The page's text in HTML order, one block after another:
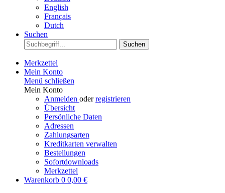
English
Français
Dutch
Suchen
Suchen
Merkzettel
Mein Konto
Menü schließen
Mein Konto
Anmelden oderregistrieren
Übersicht
Persönliche Daten
Adressen
Zahlungsarten
Kreditkarten verwalten
Bestellungen
Sofortdownloads
Merkzettel
Warenkorb 0 0,00 €